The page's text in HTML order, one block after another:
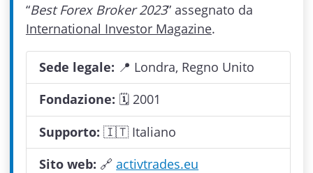
“Best Forex Broker 2023” assegnato da
International Investor Magazine.
Sede legale: 📍 Londra, Regno Unito
Fondazione: 🗓 2001
Supporto: 🇮🇹 Italiano
Sito web: 🔗activtrades.eu